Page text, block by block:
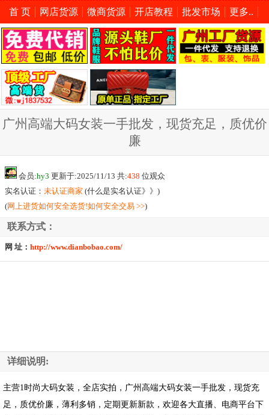
首 页 网店货源 微商货源 开店教程 批发市场 更多..
广州高端大码女装一手批发，现货充足，质优价
廉
会员:hy3 更新于:2025/11/13 共:438 位观众
实名认证： 未认证商家 (什么是实名认证》》 )
(网上进货如何安全选货!如何安全交易 >>)
联系方式：
网 址： http://www.dianbobao.com/
详细说明:
主营1时尚大码女装，全店实拍，广州高端大码女装一手批发，现货充
足，质优价廉，薄利多销，定期更新新款，欢迎各大直播、电商平台下